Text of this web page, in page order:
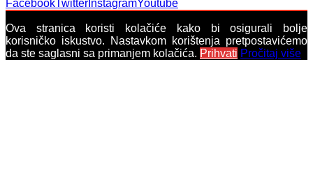
FacebookTwitter InstagramYoutube
Ova stranica koristi kolačiće kako bi osigurali bolje
korisničko iskustvo. Nastavkom korištenja pretpostavićemo
da ste saglasni sa primanjem kolačića. Prihvati Pročitaj više